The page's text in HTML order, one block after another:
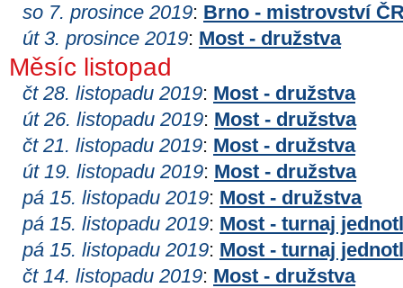
so 7. prosince 2019: Brno - mistrovství
út 3. prosince 2019: Most - družstva
Měsíc listopad
čt 28. listopadu 2019: Most - družstva
út 26. listopadu 2019: Most - družstva
čt 21. listopadu 2019: Most - družstva
út 19. listopadu 2019: Most - družstva
pá 15. listopadu 2019: Most - družstva
pá 15. listopadu 2019: Most - turnaj
pá 15. listopadu 2019: Most - turnaj
čt 14. listopadu 2019: Most - družstva